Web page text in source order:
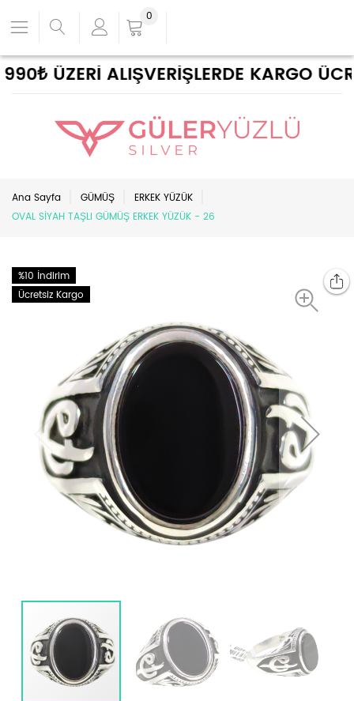
ÜZERİ ALIŞVERİŞLERDE KARGO
0
Ana Sayfa GÜMÜŞ
ERKEK YÜZÜK
OVAL SİYAH TAŞLI GÜMÜŞ ERKEK YÜZÜK - 26
%10 İndirim
Ücretsiz Kargo